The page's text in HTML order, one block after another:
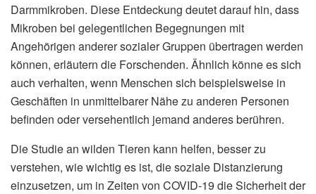
Darmmikroben. Diese Entdeckung deutet darauf hin, dass
Mikroben bei gelegentlichen Begegnungen mit
Angehörigen anderer sozialer Gruppen übertragen werden
können, erläutern die Forschenden. Ähnlich könne es sich
auch verhalten, wenn Menschen sich beispielsweise in
Geschäften in unmittelbarer Nähe zu anderen Personen
befinden oder versehentlich jemand anderes berühren.
Die Studie an wilden Tieren kann helfen, besser zu
verstehen, wie wichtig es ist, die soziale Distanzierung
einzusetzen, um in Zeiten von COVID-19 die Sicherheit der